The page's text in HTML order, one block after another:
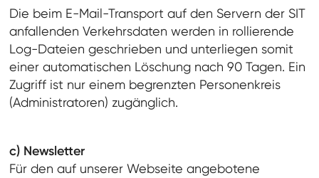
Die beim E-Mail-Transport auf den Servern der SIT
anfallenden Verkehrsdaten werden in rollierende
Log-Dateien geschrieben und unterliegen somit
einer automatischen Löschung nach 90 Tagen. Ein
Zugriff ist nur einem begrenzten Personenkreis
(Administratoren) zugänglich.
c) Newsletter
Für den auf unserer Webseite angebotene